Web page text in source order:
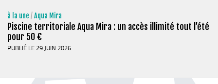
Montagne, Agriculture & Forêt
Guide des producteurs
à la une /Aqua Mira
Piscine territoriale Aqua Mira : un accès illimité tout l’été
pour 50 €
PUBLIÉ LE 29 JUIN 2026